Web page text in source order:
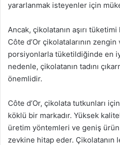
yararlanmak isteyenler için
Ancak, çikolatanın aşırı
Côte d’Or çikolatalarının
porsiyonlarla tüketildiğinde en
nedenle, çikolatanın tadını
önemlidir.
Côte d’Or, çikolata tutkunları
köklü bir markadır. Yüksek
üretim yöntemleri ve geniş
zevkine hitap eder. Çikolatanın